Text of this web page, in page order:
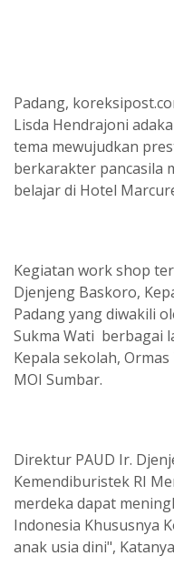
Padang,
Lisda Hendrajoni
tema mewujudkan
berkarakter pancasila
belajar di Hotel
Kegiatan work shop
Djenjeng Baskoro,
Padang yang diwakili
Sukma Wati berbagai
Kepala sekolah,
MOI Sumbar.
Direktur PAUD Ir.
Kemendiburistek RI
merdeka dapat
Indonesia Khususnya
anak usia dini",